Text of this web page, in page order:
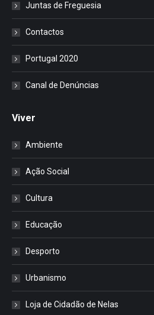
Juntas de Freguesia
Contactos
Portugal 2020
Canal de Denúncias
Viver
Ambiente
Ação Social
Cultura
Educação
Desporto
Urbanismo
Loja de Cidadão de Nelas